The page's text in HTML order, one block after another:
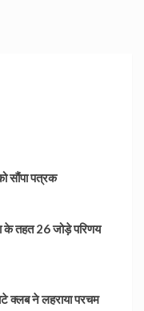
सौंपा पत्रक
के तहत 26 जोड़े परिणय
क्लब ने लहराया परचम